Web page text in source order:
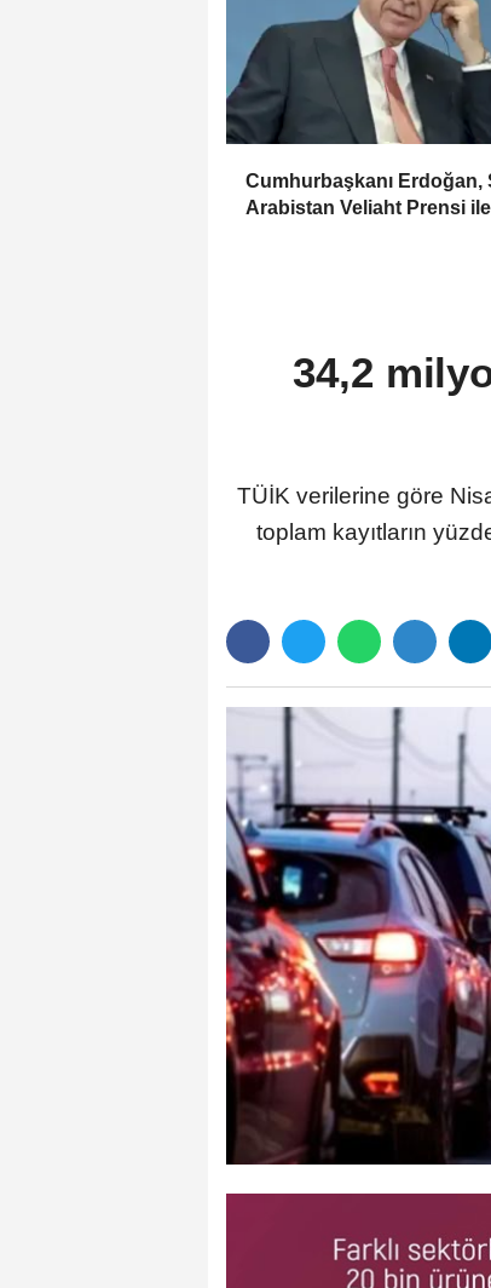
Cumhurbaşkanı Erdoğan,
Arabistan Veliaht Prensi
34,2
TÜİK verilerine göre
toplam kayıtların